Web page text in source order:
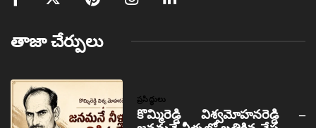
తాజా చేర్పులు
ప్రసిద్ధులు
కొమ్మిరెడ్డి విశ్వమోహనరెడ్డి –